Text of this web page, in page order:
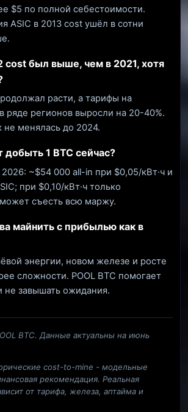
$5 по полной себестоимости.
ASIC в 2013 cost ушёл в сотни
cost был выше, чем в 2021, хотя
расти, а тарифы на
ряде регионов выросли на 20-40%.
не менялась до 2024.
добыть 1 BTC сейчас?
~$54 000 all-in при $0,05/кВт·ч и
при $0,10/кВт·ч только
съесть всю маржу.
майнить с прибылью как в
энергии, новом железе и росте
сложности. POOL BTC помогает
не завышать ожидания.
BTC. Данные актуальны на июнь
cost-to-mine - модельные
рекомендация. Реальная
от тарифа, железа, аптайма и